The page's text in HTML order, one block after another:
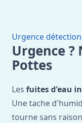
Urgence détection
Urgence ?
Pottes
Les fuites d'eau
Une tache
tourne sans